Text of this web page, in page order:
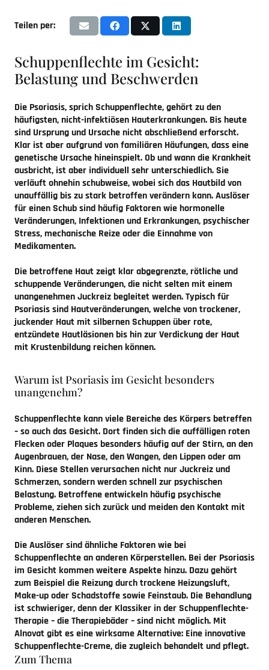
Teilen per:
Schuppenflechte im Gesicht:
Belastung und Beschwerden
Die Psoriasis, sprich Schuppenflechte, gehört zu den
häufigsten, nicht-infektiösen Hauterkrankungen. Bis heute
sind Ursprung und Ursache nicht abschließend erforscht.
Klar ist aber aufgrund von familiären Häufungen, dass eine
genetische Ursache hineinspielt. Ob und wann die Krankheit
ausbricht, ist aber individuell sehr unterschiedlich. Sie
verläuft ohnehin schubweise, wobei sich das Hautbild von
unauffällig bis zu stark betroffen verändern kann. Auslöser
für einen Schub sind häufig Faktoren wie hormonelle
Veränderungen, Infektionen und Erkrankungen, psychischer
Stress, mechanische Reize oder die Einnahme von
Medikamenten.
Die betroffene Haut zeigt klar abgegrenzte, rötliche und
schuppende Veränderungen, die nicht selten mit einem
unangenehmen Juckreiz begleitet werden. Typisch für
Psoriasis sind Hautveränderungen, welche von trockener,
juckender Haut mit silbernen Schuppen über rote,
entzündete Hautläsionen bis hin zur Verdickung der Haut
mit Krustenbildung reichen können.
Warum ist Psoriasis im Gesicht besonders
unangenehm?
Schuppenflechte kann viele Bereiche des Körpers betreffen
– so auch das Gesicht. Dort finden sich die auffälligen roten
Flecken oder Plaques besonders häufig auf der Stirn, an den
Augenbrauen, der Nase, den Wangen, den Lippen oder am
Kinn. Diese Stellen verursachen nicht nur Juckreiz und
Schmerzen, sondern werden schnell zur psychischen
Belastung. Betroffene entwickeln häufig psychische
Probleme, ziehen sich zurück und meiden den Kontakt mit
anderen Menschen.
Die Auslöser sind ähnliche Faktoren wie bei
Schuppenflechte an anderen Körperstellen. Bei der Psoriasis
im Gesichtkommen weitere Aspekte hinzu. Dazu gehört
zum Beispiel die Reizung durch trockene Heizungsluft,
Make-up oder Schadstoffe sowie Feinstaub. Die Behandlung
ist schwieriger, denn der Klassiker in der Schuppenflechte-
Therapie – die Therapiebäder – sind nicht möglich. Mit
Alnovat gibt es eine wirksame Alternative: Eine innovative
Schuppenflechte-Creme, die zugleich behandelt und pflegt.
Zum Thema